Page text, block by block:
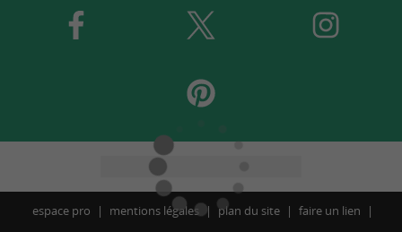
espace pro mentions légales plan du site faire un lien